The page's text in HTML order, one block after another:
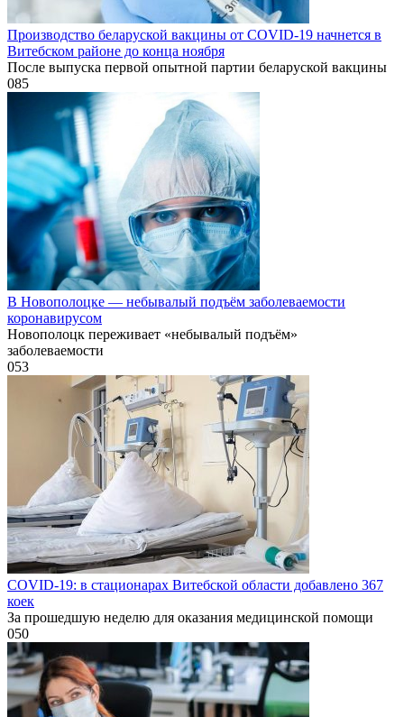
Производство беларуской вакцины от COVID-19 начнется в
Витебском районе до конца ноября
После выпуска первой опытной партии беларуской вакцины
085
В Новополоцке — небывалый подъём заболеваемости
коронавирусом
Новополоцк переживает «небывалый подъём»
заболеваемости
053
COVID-19: в стационарах Витебской области добавлено 367
коек
За прошедшую неделю для оказания медицинской помощи
050